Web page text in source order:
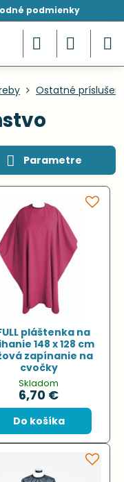
podmienky
Ostatné
Parametre
pláštenka na
148 x 128 cm
zapínanie na
cvočky
Skladom
6,70 €
Do košíka